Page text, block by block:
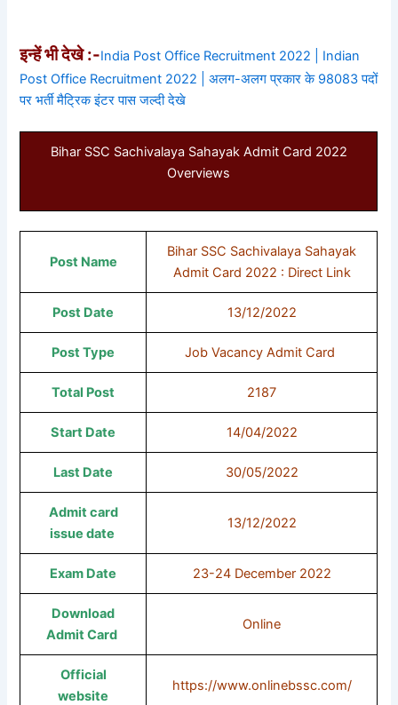
इन्हें भी देखे :-India Post Office Recruitment 2022 | Indian
Post Office Recruitment 2022 | अलग-अलग प्रकार के 98083 पदों
पर भर्ती मैट्रिक इंटर पास जल्दी देखे
Bihar SSC Sachivalaya Sahayak Admit Card 2022
Overviews
Post Name
Bihar SSC Sachivalaya Sahayak
Admit Card 2022 : Direct Link
Post Date 13/12/2022
Post Type Job Vacancy Admit Card
Total Post 2187
Start Date 14/04/2022
Last Date 30/05/2022
Admit card
issue date
13/12/2022
Exam Date 23-24 December 2022
Download
Admit Card
Online
Official
website
https://www.onlinebssc.com/